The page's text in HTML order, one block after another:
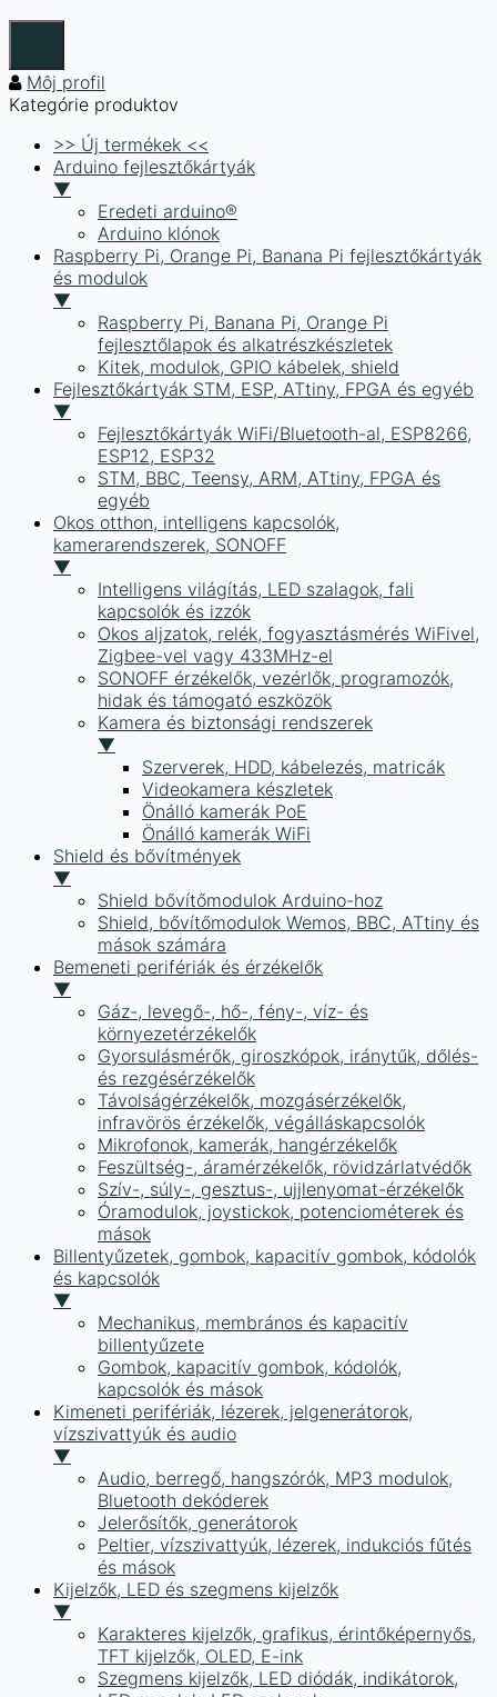
Môj profil
Kategórie produktov
>> Új termékek <<
Arduino fejlesztőkártyák
▼
Eredeti arduino®
Arduino klónok
Raspberry Pi, Orange Pi, Banana Pi fejlesztőkártyák
és modulok
▼
Raspberry Pi, Banana Pi, Orange Pi
fejlesztőlapok és alkatrészkészletek
Kitek, modulok, GPIO kábelek, shield
Fejlesztőkártyák STM, ESP, ATtiny, FPGA és egyéb
▼
Fejlesztőkártyák WiFi/Bluetooth-al, ESP8266,
ESP12, ESP32
STM, BBC, Teensy, ARM, ATtiny, FPGA és
egyéb
Okos otthon, intelligens kapcsolók,
kamerarendszerek, SONOFF
▼
Intelligens világítás, LED szalagok, fali
kapcsolók és izzók
Okos aljzatok, relék, fogyasztásmérés WiFivel,
Zigbee-vel vagy 433MHz-el
SONOFF érzékelők, vezérlők, programozók,
hidak és támogató eszközök
Kamera és biztonsági rendszerek
▼
Szerverek, HDD, kábelezés, matricák
Videokamera készletek
Önálló kamerák PoE
Önálló kamerák WiFi
Shield és bővítmények
▼
Shield bővítőmodulok Arduino-hoz
Shield, bővítőmodulok Wemos, BBC, ATtiny és
mások számára
Bemeneti perifériák és érzékelők
▼
Gáz-, levegő-, hő-, fény-, víz- és
környezetérzékelők
Gyorsulásmérők, giroszkópok, iránytűk, dőlés-
és rezgésérzékelők
Távolságérzékelők, mozgásérzékelők,
infravörös érzékelők, végálláskapcsolók
Mikrofonok, kamerák, hangérzékelők
Feszültség-, áramérzékelők, rövidzárlatvédők
Szív-, súly-, gesztus-, ujjlenyomat-érzékelők
Óramodulok, joystickok, potenciométerek és
mások
Billentyűzetek, gombok, kapacitív gombok, kódolók
és kapcsolók
▼
Mechanikus, membrános és kapacitív
billentyűzete
Gombok, kapacitív gombok, kódolók,
kapcsolók és mások
Kimeneti perifériák, lézerek, jelgenerátorok,
vízszivattyúk és audio
▼
Audio, berregő, hangszórók, MP3 modulok,
Bluetooth dekóderek
Jelerősítők, generátorok
Peltier, vízszivattyúk, lézerek, indukciós fűtés
és mások
Kijelzők, LED és szegmens kijelzők
▼
Karakteres kijelzők, grafikus, érintőképernyős,
TFT kijelzők, OLED, E-ink
Szegmens kijelzők, LED diódák, indikátorok,